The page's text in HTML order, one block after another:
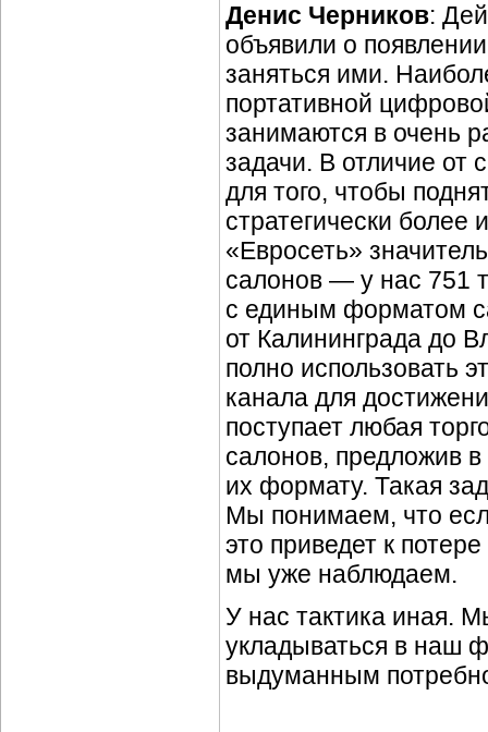
Денис Черников:
объявили о
заняться ими.
портативной
занимаются в очень
задачи. В отличие от
для того, чтобы
стратегически
«Евросеть»
салонов — у нас 751
с единым форматом
от Калининграда до
полно использовать
канала для
поступает любая
салонов, предложив
их формату. Такая
Мы понимаем, что
это приведет к
мы уже наблюдаем.
У нас тактика иная.
укладываться в наш
выдуманным